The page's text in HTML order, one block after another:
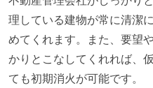
理している建物が常に清潔
めてくれます。また、要望
かりとこなしてくれれば、
ても初期消火が可能です。